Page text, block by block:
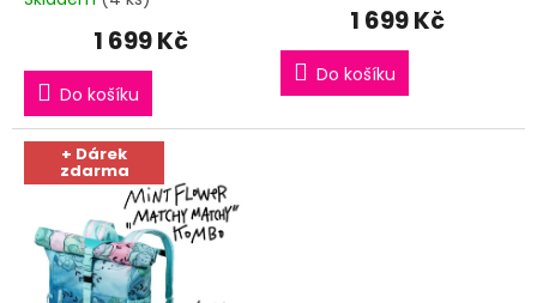
1 699 Kč
Do košíku
produktu
je
5,0
z
1 699 Kč
Do košíku
+ Dárek
zdarma